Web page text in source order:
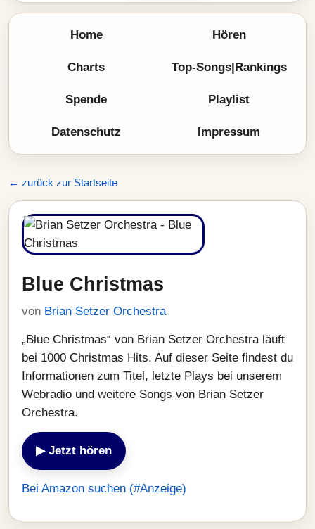
Home Hören
Charts Top-Songs|Rankings
Spende Playlist
Datenschutz Impressum
← zurück zur Startseite
Blue Christmas
von Brian Setzer Orchestra
„Blue Christmas“ von Brian Setzer Orchestra läuft
bei 1000 Christmas Hits. Auf dieser Seite findest du
Informationen zum Titel, letzte Plays bei unserem
Webradio und weitere Songs von Brian Setzer
Orchestra.
▶ Jetzt hören
Bei Amazon suchen (#Anzeige)